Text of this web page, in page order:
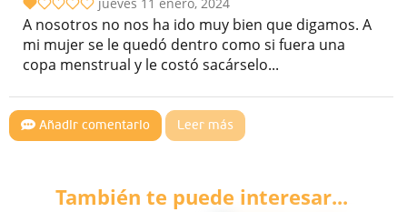
A nosotros no nos ha ido muy bien que digamos. A
mi mujer se le quedó dentro como si fuera una
copa menstrual y le costó sacárselo...
Añadir comentario Leer más
También te puede interesar...